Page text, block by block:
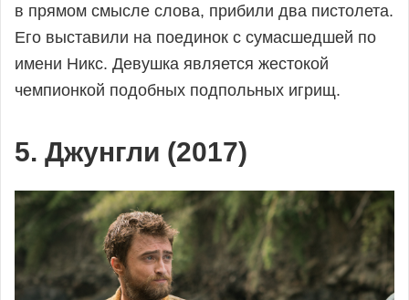
в прямом смысле слова, прибили два пистолета.
Его выставили на поединок с сумасшедшей по
имени Никс. Девушка является жестокой
чемпионкой подобных подпольных игрищ.
5. Джунгли (2017)